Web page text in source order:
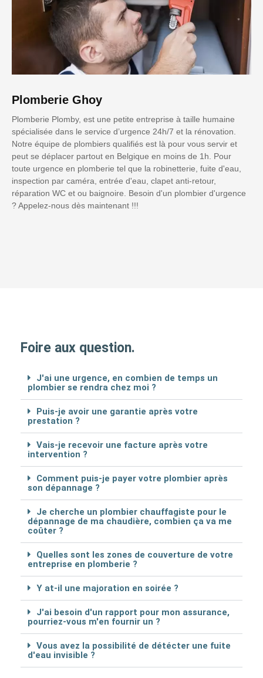
Plomberie Ghoy
Plomberie Plomby, est une petite entreprise à taille humaine
spécialisée dans le service d’urgence 24h/7 et la rénovation.
Notre équipe de plombiers qualifiés est là pour vous servir et
peut se déplacer partout en Belgique en moins de 1h. Pour
toute urgence en plomberie tel que la robinetterie, fuite d'eau,
inspection par caméra, entrée d'eau, clapet anti-retour,
réparation WC et ou baignoire. Besoin d'un plombier d'urgence
? Appelez-nous dès maintenant !!!
Foire aux question.
J'ai une urgence, en combien de temps un
plombier se rendra chez moi ?
Puis-je avoir une garantie après votre
prestation ?
Vais-je recevoir une facture après votre
intervention ?
Comment puis-je payer votre plombier après
son dépannage ?
Je cherche un plombier chauffagiste pour le
dépannage de ma chaudière, combien ça va me
coûter ?
Quelles sont les zones de couverture de votre
entreprise en plomberie ?
Y at-il une majoration en soirée ?
J'ai besoin d'un rapport pour mon assurance,
pourriez-vous m'en fournir un ?
Vous avez la possibilité de détécter une fuite
d'eau invisible ?